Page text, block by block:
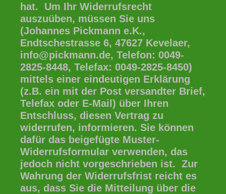
hat. Um Ihr Widerrufsrecht
auszuüben, müssen Sie uns
(Johannes Pickmann e.K.,
Endtschestrasse 6, 47627 Kevelaer,
info@pickmann.de, Telefon: 0049-
2825-8448, Telefax: 0049-2825-8450)
mittels einer eindeutigen Erklärung
(z.B. ein mit der Post versandter Brief,
Telefax oder E-Mail) über Ihren
Entschluss, diesen Vertrag zu
widerrufen, informieren. Sie können
dafür das beigefügte Muster-
Widerrufsformular verwenden, das
jedoch nicht vorgeschrieben ist. Zur
Wahrung der Widerrufsfrist reicht es
aus, dass Sie die Mitteilung über die